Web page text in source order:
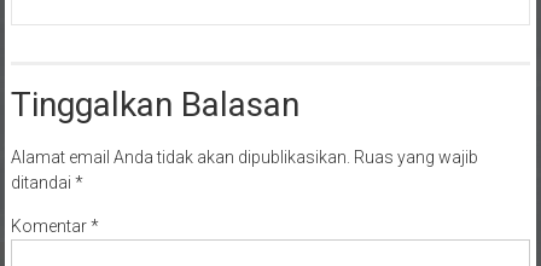
Tinggalkan Balasan
Alamat email Anda tidak akan dipublikasikan. Ruas yang wajib
ditandai *
Komentar*